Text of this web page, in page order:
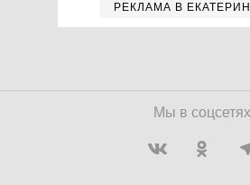
РЕКЛАМА В
Мы в соцсетях